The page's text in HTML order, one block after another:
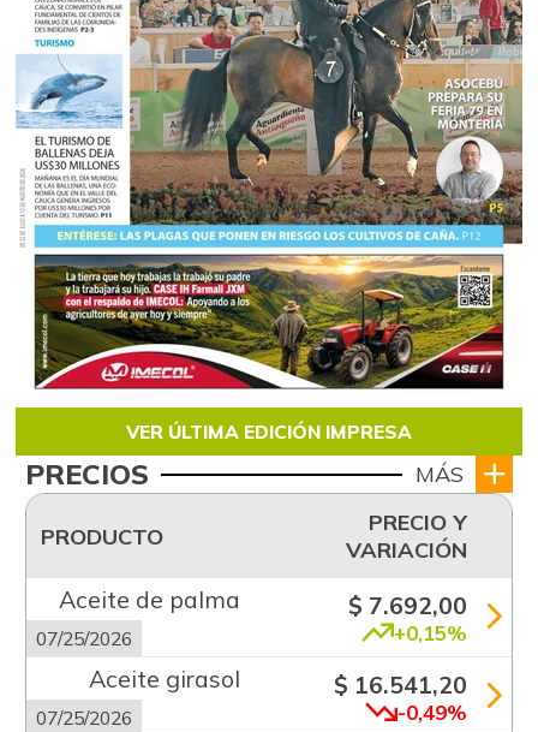
VER ÚLTIMA EDICIÓN IMPRESA
PRECIOS MÁS
PRODUCTO
PRECIO Y
VARIACIÓN
Aceite de palma
07/25/2026
$ 7.692,00
+0,15%
Aceite girasol
07/25/2026
$ 16.541,20
-0,49%